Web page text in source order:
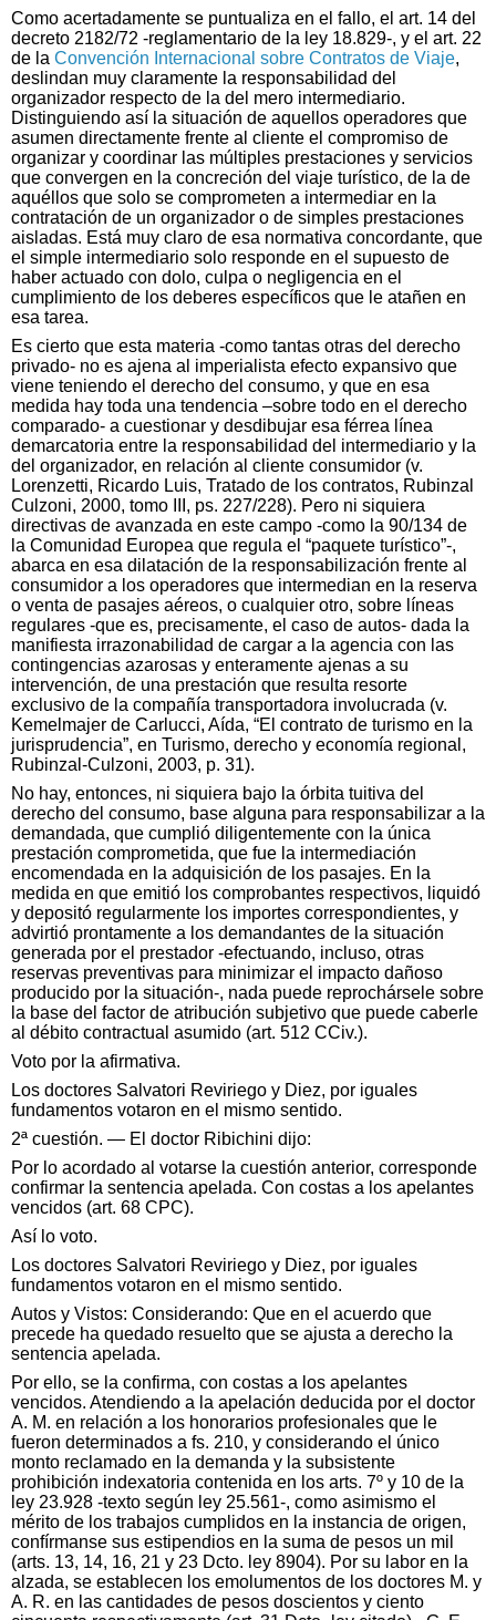
Como acertadamente se puntualiza en el fallo, el art. 14 del
decreto 2182/72 -reglamentario de la ley 18.829-, y el art. 22
de la Convención Internacional sobre Contratos de Viaje,
deslindan muy claramente la responsabilidad del
organizador respecto de la del mero intermediario.
Distinguiendo así la situación de aquellos operadores que
asumen directamente frente al cliente el compromiso de
organizar y coordinar las múltiples prestaciones y servicios
que convergen en la concreción del viaje turístico, de la de
aquéllos que solo se comprometen a intermediar en la
contratación de un organizador o de simples prestaciones
aisladas. Está muy claro de esa normativa concordante, que
el simple intermediario solo responde en el supuesto de
haber actuado con dolo, culpa o negligencia en el
cumplimiento de los deberes específicos que le atañen en
esa tarea.
Es cierto que esta materia -como tantas otras del derecho
privado- no es ajena al imperialista efecto expansivo que
viene teniendo el derecho del consumo, y que en esa
medida hay toda una tendencia –sobre todo en el derecho
comparado- a cuestionar y desdibujar esa férrea línea
demarcatoria entre la responsabilidad del intermediario y la
del organizador, en relación al cliente consumidor (v.
Lorenzetti, Ricardo Luis, Tratado de los contratos, Rubinzal
Culzoni, 2000, tomo III, ps. 227/228). Pero ni siquiera
directivas de avanzada en este campo -como la 90/134 de
la Comunidad Europea que regula el “paquete turístico”-,
abarca en esa dilatación de la responsabilización frente al
consumidor a los operadores que intermedian en la reserva
o venta de pasajes aéreos, o cualquier otro, sobre líneas
regulares -que es, precisamente, el caso de autos- dada la
manifiesta irrazonabilidad de cargar a la agencia con las
contingencias azarosas y enteramente ajenas a su
intervención, de una prestación que resulta resorte
exclusivo de la compañía transportadora involucrada (v.
Kemelmajer de Carlucci, Aída, “El contrato de turismo en la
jurisprudencia”, en Turismo, derecho y economía regional,
Rubinzal-Culzoni, 2003, p. 31).
No hay, entonces, ni siquiera bajo la órbita tuitiva del
derecho del consumo, base alguna para responsabilizar a la
demandada, que cumplió diligentemente con la única
prestación comprometida, que fue la intermediación
encomendada en la adquisición de los pasajes. En la
medida en que emitió los comprobantes respectivos, liquidó
y depositó regularmente los importes correspondientes, y
advirtió prontamente a los demandantes de la situación
generada por el prestador -efectuando, incluso, otras
reservas preventivas para minimizar el impacto dañoso
producido por la situación-, nada puede reprochársele sobre
la base del factor de atribución subjetivo que puede caberle
al débito contractual asumido (art. 512 CCiv.).
Voto por la afirmativa.
Los doctores Salvatori Reviriego y Diez, por iguales
fundamentos votaron en el mismo sentido.
2ª cuestión. — El doctor Ribichini dijo:
Por lo acordado al votarse la cuestión anterior, corresponde
confirmar la sentencia apelada. Con costas a los apelantes
vencidos (art. 68 CPC).
Así lo voto.
Los doctores Salvatori Reviriego y Diez, por iguales
fundamentos votaron en el mismo sentido.
Autos y Vistos: Considerando: Que en el acuerdo que
precede ha quedado resuelto que se ajusta a derecho la
sentencia apelada.
Por ello, se la confirma, con costas a los apelantes
vencidos. Atendiendo a la apelación deducida por el doctor
A. M. en relación a los honorarios profesionales que le
fueron determinados a fs. 210, y considerando el único
monto reclamado en la demanda y la subsistente
prohibición indexatoria contenida en los arts. 7º y 10 de la
ley 23.928 -texto según ley 25.561-, como asimismo el
mérito de los trabajos cumplidos en la instancia de origen,
confírmanse sus estipendios en la suma de pesos un mil
(arts. 13, 14, 16, 21 y 23 Dcto. ley 8904). Por su labor en la
alzada, se establecen los emolumentos de los doctores M. y
A. R. en las cantidades de pesos doscientos y ciento